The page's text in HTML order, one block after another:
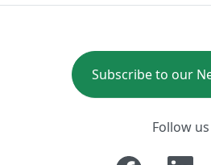
Subscribe to our
Follow us